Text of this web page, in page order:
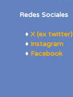
Redes Sociales
♦ X (ex twitter)
♦ Instagram
♦ Facebook